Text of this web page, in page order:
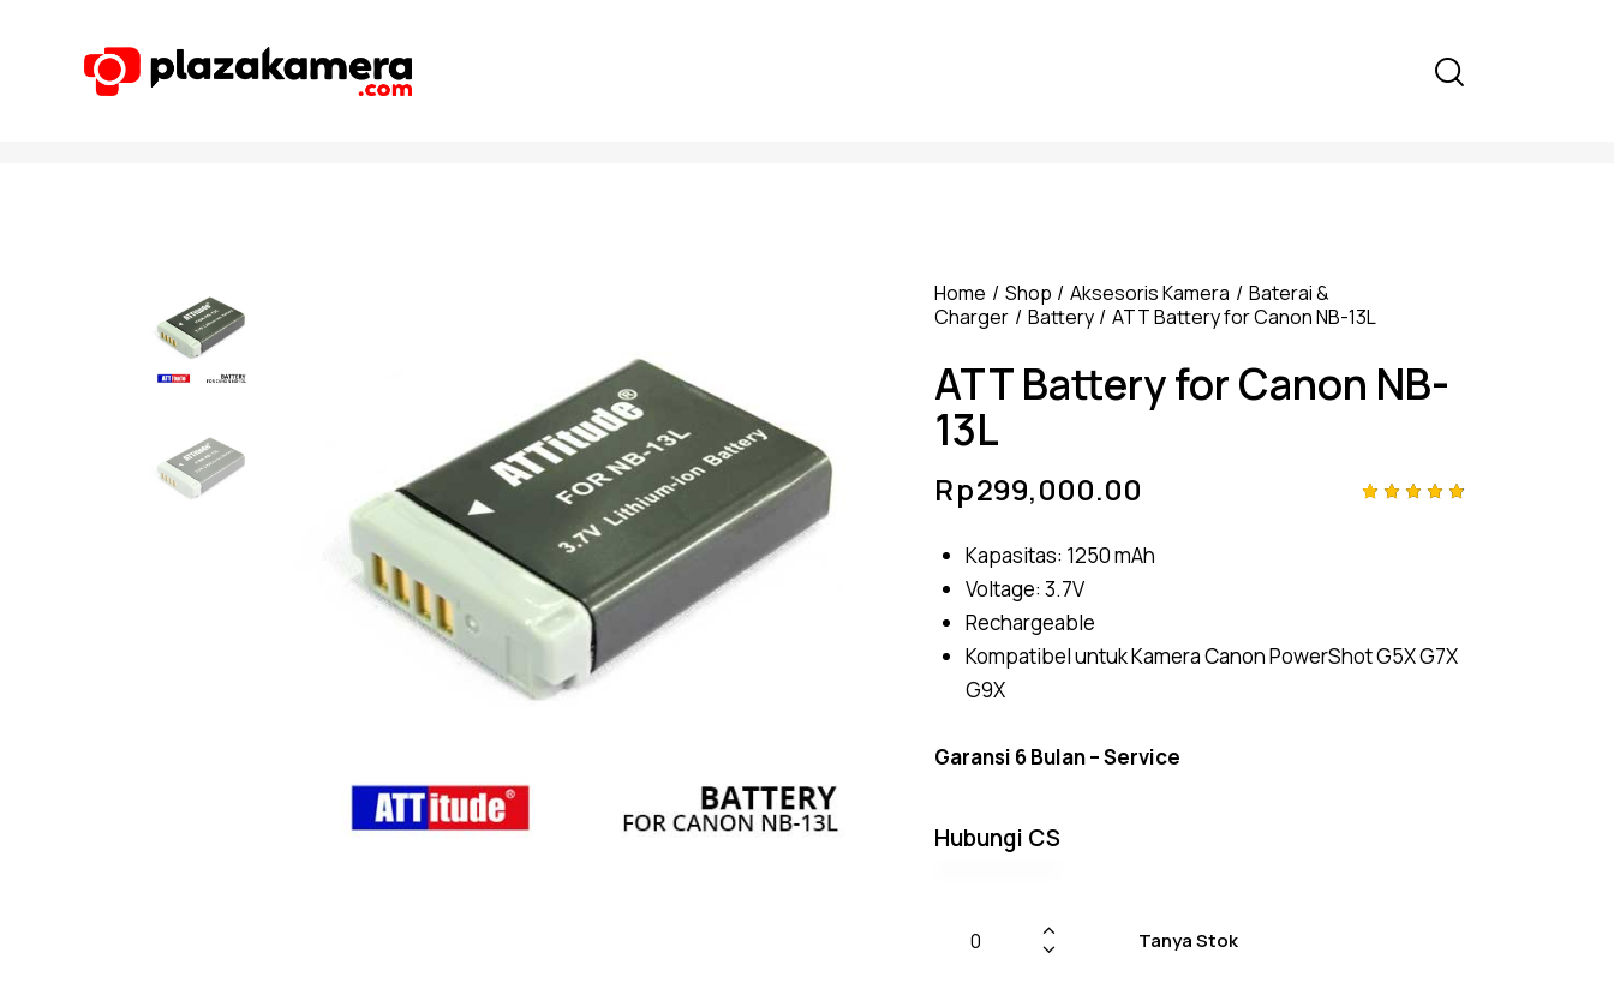
Home Shop Aksesoris Kamera
Baterai &
Charger
Battery ATT Battery for Canon NB-13L
ATT Battery for Canon NB-
13L
Rp299,000.00
Kapasitas: 1250 mAh
Voltage: 3.7V
Rechargeable
Kompatibel untuk Kamera Canon PowerShot G5X G7X
G9X
Garansi 6 Bulan – Service
Hubungi CS
Tanya Stok